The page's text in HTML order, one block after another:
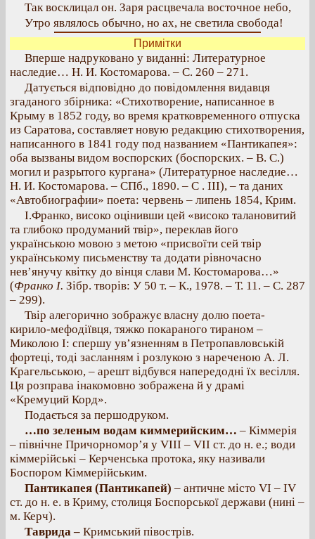
Так восклицал он. Заря расцвечала восточное небо,
Утро являлось обычно, но ах, не светила свобода!
Примітки
Вперше надруковано у виданні: Литературное
наследие… Н. И. Костомарова. – С. 260 – 271.
Датується відповідно до повідомлення видавця
згаданого збірника: «Стихотворение, написанное в
Крыму в 1852 году, во время кратковременного отпуска
из Саратова, составляет новую редакцию стихотворения,
написанного в 1841 году под названием «Пантикапея»:
оба вызваны видом воспорских (боспорских. – В. С.)
могил и разрытого кургана» (Литературное наследие…
Н. И. Костомарова. – СПб., 1890. – С . III), – та даних
«Автобиографии» поета: червень – липень 1854, Крим.
І.Франко, високо оцінивши цей «високо талановитий
та глибоко продуманий твір», переклав його
українською мовою з метою «присвоїти сей твір
українському письменству та додати рівночасно
нев’янучу квітку до вінця слави М. Костомарова…»
(Франко І. Зібр. творів: У 50 т. – К., 1978. – Т. 11. – С. 287
– 299).
Твір алегорично зображує власну долю поета-
кирило-мефодіївця, тяжко покараного тираном –
Миколою І: спершу ув’язненням в Петропавловській
фортеці, тоді засланням і розлукою з нареченою А. Л.
Крагельською, – арешт відбувся напередодні їх весілля.
Ця розправа інакомовно зображена й у драмі
«Кремуций Корд».
Подається за першодруком.
…по зеленым водам киммерийским… – Кіммерія
– північне Причорномор’я у VIII – VII ст. до н. е.; води
кіммерійські – Керченська протока, яку називали
Боспором Кіммерійським.
Пантикапея (Пантикапей) – античне місто VI – IV
ст. до н. е. в Криму, столиця Боспорської держави (нині –
м. Керч).
Таврида – Кримський півострів.